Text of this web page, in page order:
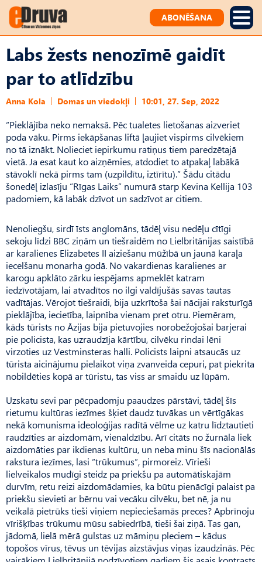
ABONĒŠANA
Labs žests nenozīmē gaidīt
par to atlīdzību
Anna Kola Domas un viedokļi 10:01, 27. Sep, 2022
“Pieklājība neko nemaksā. Pēc tualetes lietošanas aizveriet
poda vāku. Pirms iekāpšanas liftā ļaujiet vispirms cilvēkiem
no tā iznākt. Nolieciet iepirkumu ratiņus tiem paredzētajā
vietā. Ja esat kaut ko aizņēmies, atdodiet to atpakaļ labākā
stāvoklī nekā pirms tam (uzpildītu, iztīrītu).” Šādu citādu
šonedēļ izlasīju “Rīgas Laiks” numurā starp Kevina Kellija 103
padomiem, kā labāk dzīvot un sadzīvot ar citiem.
Nenoliegšu, sirdī īsts anglomāns, tādēļ visu nedēļu cītīgi
sekoju līdzi BBC ziņām un tiešraidēm no Lielbritānijas saistībā
ar karalienes Elizabetes II aiziešanu mūžībā un jaunā karaļa
iecelšanu monarha godā. No vakardienas karalienes ar
karogu apklāto zārku iespējams apmeklēt katram
iedzīvotājam, lai atvadītos no ilgi valdījušās savas tautas
vadītājas. Vērojot tiešraidi, bija uzkrītoša šai nācijai raksturīgā
pieklājība, iecietība, laipnība vienam pret otru. Piemēram,
kāds tūrists no Āzijas bija pietuvojies norobežojošai barjerai
pie policista, kas uzraudzīja kārtību, cilvēku rindai lēni
virzoties uz Vestminsteras halli. Policists laipni atsaucās uz
tūrista aicinājumu pielaikot viņa zvanveida cepuri, pat piekrita
nobildēties kopā ar tūristu, tas viss ar smaidu uz lūpām.
Uzskatu sevi par pēcpadomju paaudzes pārstāvi, tādēļ šīs
rietumu kultūras iezīmes šķiet daudz tuvākas un vērtīgākas
nekā komunisma ideoloģijas radītā vēlme uz katru līdztautieti
raudzīties ar aizdomām, vienaldzību. Arī citāts no žurnāla liek
aizdomāties par ikdienas kultūru, un neba minu šīs nacionālās
rakstura iezīmes, lasi “trūkumus”, pirmoreiz. Vīrieši
lielveikalos mudīgi steidz pa priekšu pa automātiskajām
durvīm, retu reizi aizdomādamies, ka būtu pienācīgi palaist pa
priekšu sievieti ar bērnu vai vecāku cilvēku, bet nē, ja nu
veikalā pietrūks tieši viņiem nepieciešamās preces? Apbrīnoju
vīrišķības trūkumu mūsu sabiedrībā, tieši šai ziņā. Tas gan,
jādomā, lielā mērā gulstas uz māmiņu pleciem – kādus
topošos vīrus, tēvus un tēvijas aizstāvjus viņas izaudzinās. Pēc